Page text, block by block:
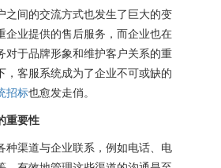
间的交流方式也发生了巨大的变
企业提供的售后服务，而企业也在
对于品牌形象和维护客户关系的重
，客服系统成为了企业不可或缺的
招标也愈发走俏。
重要性
渠道与企业联系，例如电话、电